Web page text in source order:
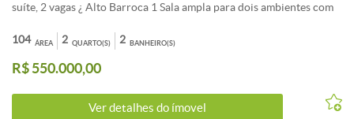
suíte, 2 vagas ¿ Alto Barroca 1 Sala ampla para dois ambientes com
rebaixado2 Quartos amplos com armários planejados, piso em
cerâmica, sendo uma suíte com bancada em granito, espelho e box
em blindexCozinha espaçosa com armários planejados, piso e
espelho, armários planejados e box em blindexDCEÁrea de serviço
com pia2 vagas de garagem cobertas e em linha Valores sujeitos à
ÁREA
104 QUARTO(S)
2 BANHEIRO(S)
2
R$ 550.000,00
Ver detalhes do ímovel